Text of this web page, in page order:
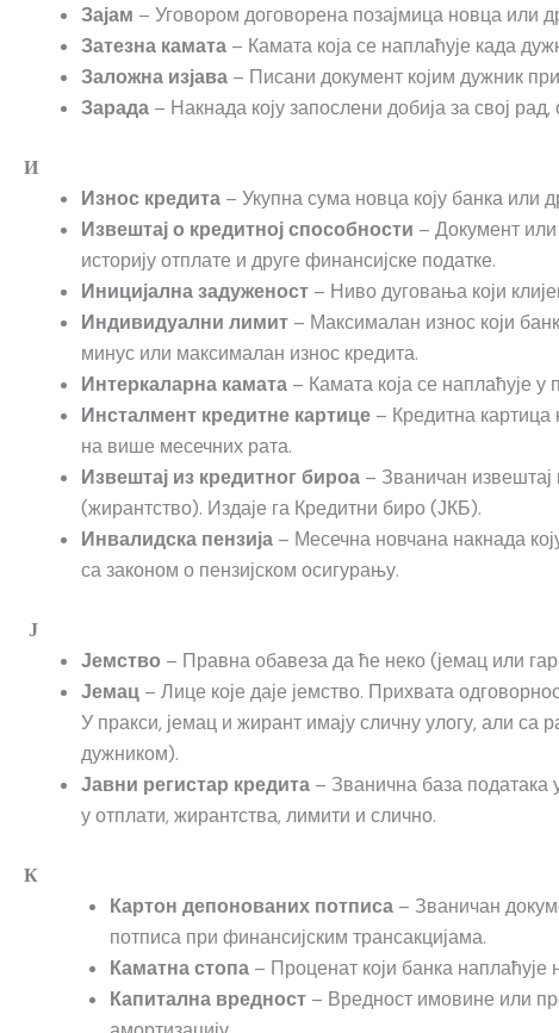
Зајам – Уговором договорена позајмица новца или
Затезна камата – Камата која се наплаћује када
Заложна изјава – Писани документ којим дужник
Зарада – Накнада коју запослени добија за свој
И
Износ кредита – Укупна сума новца коју банка или
Извештај о кредитној способности – Документ или
историју отплате и друге финансијске податке.
Иницијална задуженост – Ниво дуговања који
Индивидуални лимит – Максималан износ који
минус или максималан износ кредита.
Интеркаларна камата – Камата која се наплаћује у
Инсталмент кредитне картице – Кредитна
на више месечних рата.
Извештај из кредитног бироа – Званичан
(жирантство). Издаје га Кредитни биро (ЈКБ).
Инвалидска пензија – Месечна новчана накнада
са законом о пензијском осигурању.
Ј
Јемство – Правна обавеза да ће неко (јемац или
Јемац – Лице које даје јемство. Прихвата
У пракси, јемац и жирант имају сличну улогу, али
дужником).
Јавни регистар кредита – Званична база података
у отплати, жирантства, лимити и слично.
К
Картон депонованих потписа – Званичан
потписа при финансијским трансакцијама.
Каматна стопа – Проценат који банка
Капитална вредност – Вредност имовине или